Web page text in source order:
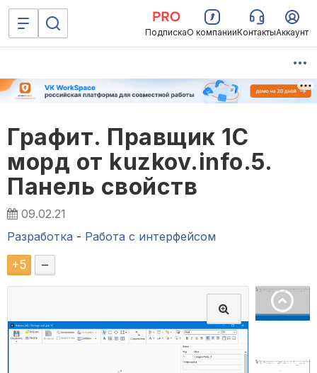
ПодпискаО компанииКонтактыАккаунт
Графит. Правщик 1С
морд от kuzkov.info.5.
Панель свойств
09.02.21
Разработка - Работа с интерфейсом
+5 –